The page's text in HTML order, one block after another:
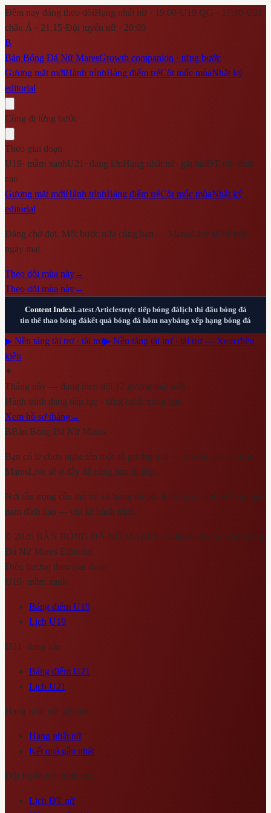
Đêm nay đáng theo dõiHạng nhất nữ · 19:00·U19 QG · 17:30·U21
châu Á · 21:15·Đội tuyển nữ · 20:00
B
Bàn Bóng Đá Nữ MaresGrowth companion · từng bước
Gương mặt mớiHành trìnhBảng điểm trẻCột mốc mùaNhật ký
editorial
Cùng đi từng bước
Theo giai đoạn
U19· mầm xanhU21 · đang lớnHạng nhất nữ· gặt háiĐT nữ· đỉnh
cao
Gương mặt mớiHành trìnhBảng điểm trẻCột mốc mùaNhật ký
editorial
Đáng chờ đợi. Một bước nữa cùng bạn — MaresLive sẽ kể tiếp
ngày mai.
Theo dõi mùa này→
Theo dõi mùa này→
Content IndexLatest Articlestrực tiếp bóng đálịch thi đấu bóng đá
tin thể thao bóng đákết quả bóng đá hôm naybảng xếp hạng bóng đá
▶ Nền tảng tài trợ · tài trợ▶ Nền tảng tài trợ · tài trợ — Xem điều
kiện
✦
Tháng này — đang theo dõi 12 gương mặt mới
Hành trình đang tiếp tục · từng bước cùng bạn
Xem hồ sơ tháng→
BBàn Bóng Đá Nữ Mares
Bạn có lẽ chưa nghe tên một số gương mặt — nhưng sau vài trận,
MaresLive sẽ ở đây để cùng bạn đi tiếp.
Nơi tôn trọng cầu thủ trẻ và bóng đá nữ. Không so sánh với các giải
nam đỉnh cao — chỉ kể hành trình.
© 2026 BÀN BÓNG ĐÁ NỮ MARES · Editorial team: Bàn Bóng
Đá Nữ Mares Editorial
Điều hướng theo giai đoạn
U19· mầm xanh
Bảng điểm U19
Lịch U19
U21 · đang lớn
Bảng điểm U21
Lịch U21
Hạng nhất nữ· gặt hái
Hạng nhất nữ
Kết quả gần nhất
Đội tuyển nữ· đỉnh cao
Lịch ĐT nữ